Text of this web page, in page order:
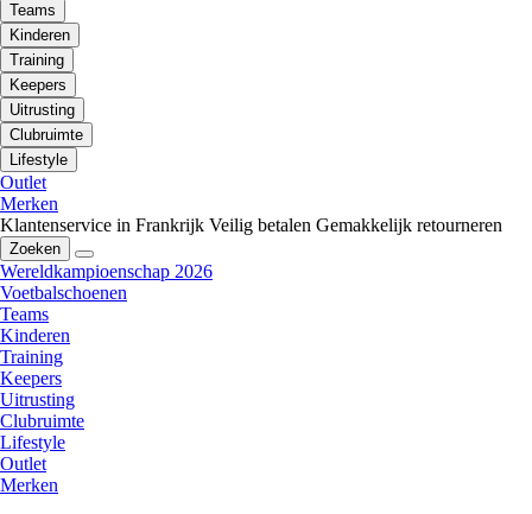
Teams
Kinderen
Training
Keepers
Uitrusting
Clubruimte
Lifestyle
Outlet
Merken
Klantenservice in Frankrijk Veilig betalen Gemakkelijk retourneren
Zoeken
Wereldkampioenschap 2026
Voetbalschoenen
Teams
Kinderen
Training
Keepers
Uitrusting
Clubruimte
Lifestyle
Outlet
Merken